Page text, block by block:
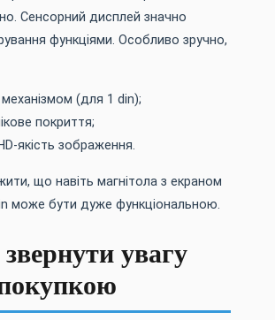
Сенсорний дисплей значно
функціями. Особливо зручно,
(для 1 din);
покриття;
якість зображення.
що навіть магнітола з екраном
може бути дуже функціональною.
увагу